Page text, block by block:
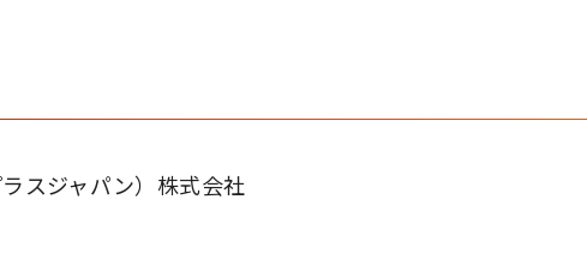
スジャパン）株式会社